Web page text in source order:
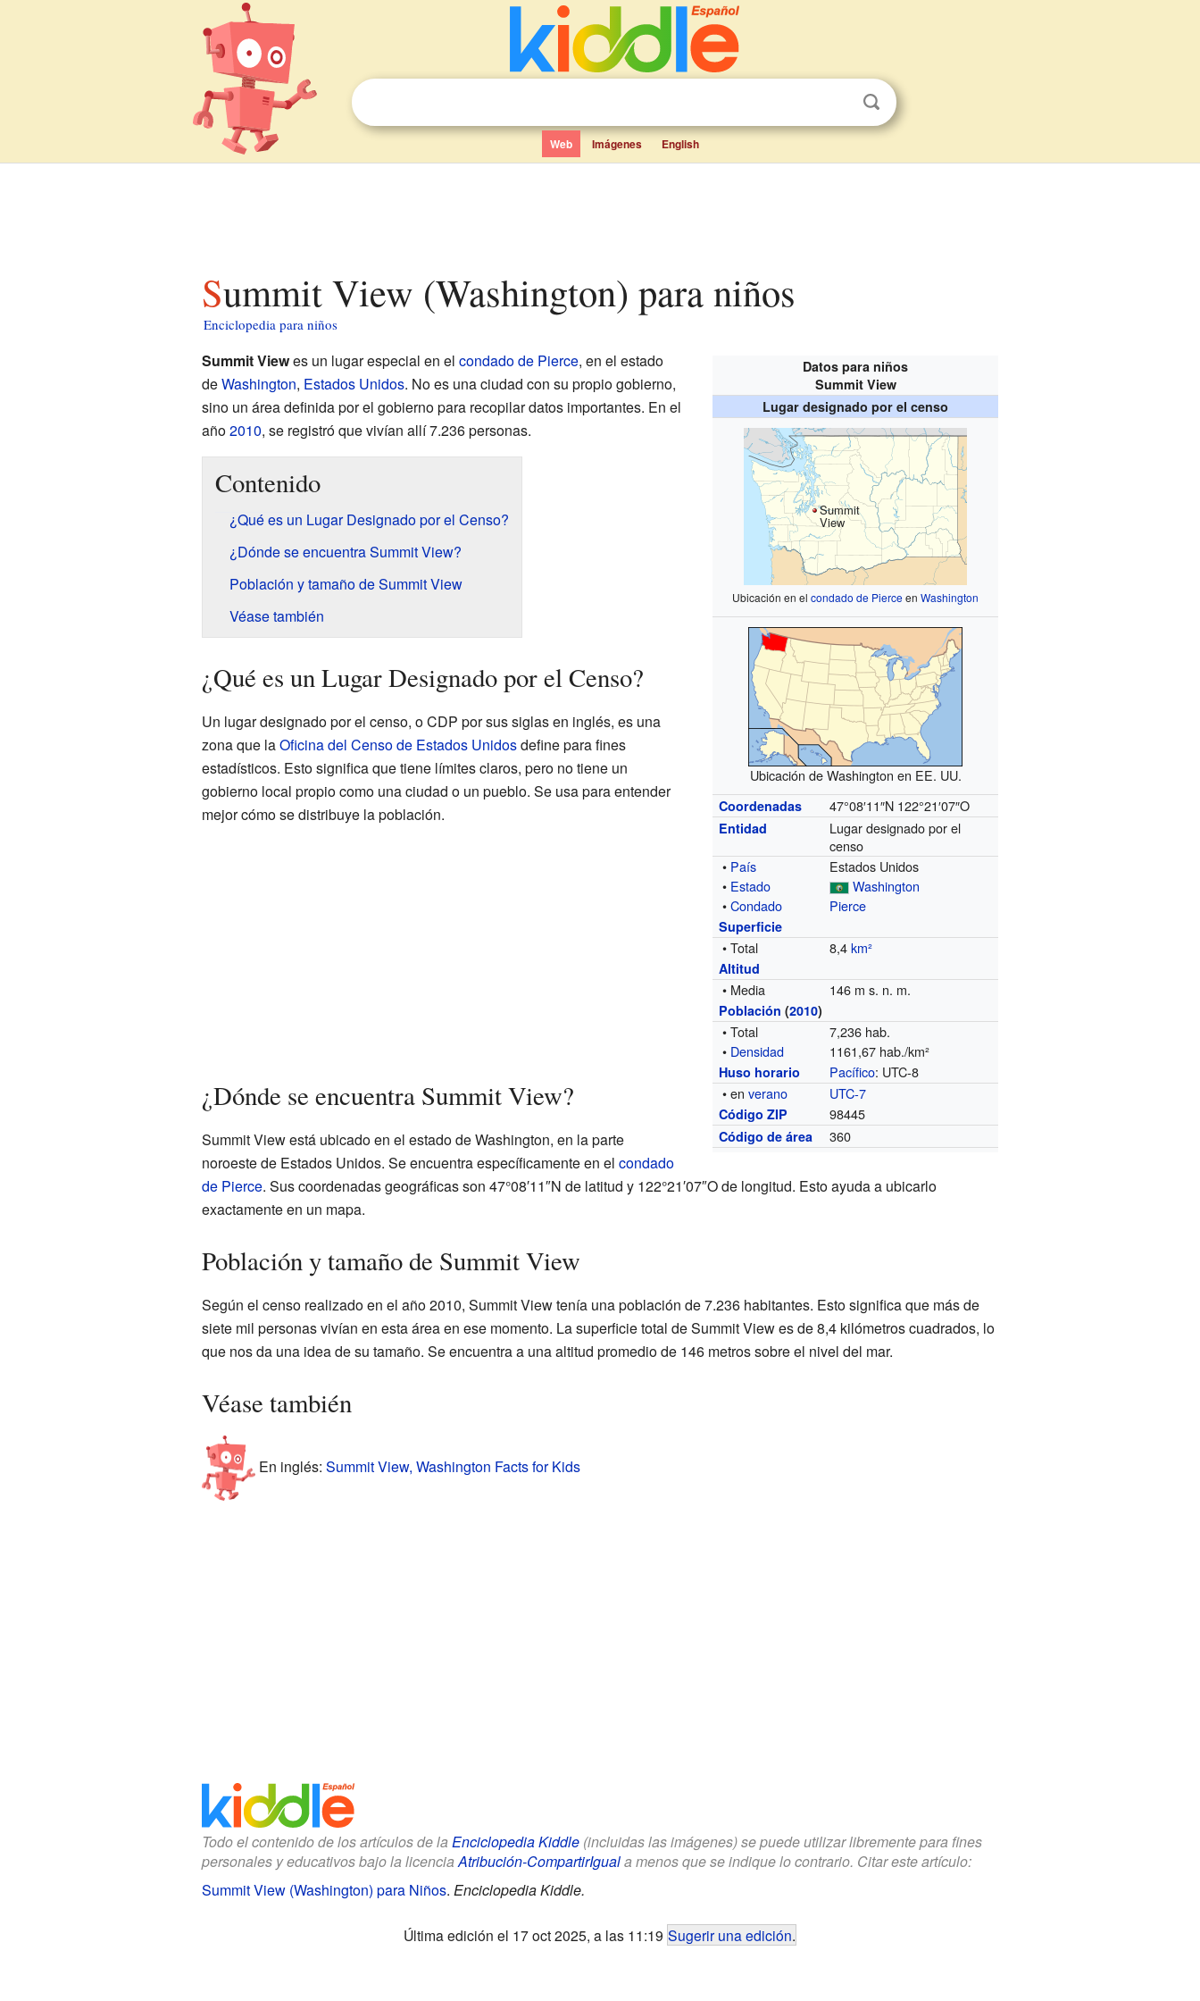
Web Imágenes English
Summit View (Washington) para niños
Enciclopedia para niños
Datos para niños
Summit View
Lugar designado por el censo
Summit
View
Ubicación en elcondado de PierceenWashington
Ubicación de Washington en EE. UU.
Coordenadas 47°08′11″N 122°21′07″O
Entidad
Lugar designado por el
censo
• País
Estados Unidos
• Estado
Washington
•Condado Pierce
Superficie
• Total 8,4km²
Altitud
• Media 146 m s. n. m.
Población (2010)
• Total
7,236 hab.
• Densidad 1161,67 hab./km²
Huso horario Pacífico: UTC-8
• enverano UTC-7
Código ZIP 98445
Código de área 360
Summit Viewes un lugar especial en el condado de Pierce, en el estado
deWashington, Estados Unidos. No es una ciudad con su propio gobierno,
sino un área definida por el gobierno para recopilar datos importantes. En el
año2010, se registró que vivían allí 7.236 personas.
Contenido
¿Qué es un Lugar Designado por el Censo?
¿Dónde se encuentra Summit View?
Población y tamaño de Summit View
Véase también
¿Qué es un Lugar Designado por el Censo?
Un lugar designado por el censo, o CDP por sus siglas en inglés, es una
zona que laOficina del Censo de Estados Unidosdefine para fines
estadísticos. Esto significa que tiene límites claros, pero no tiene un
gobierno local propio como una ciudad o un pueblo. Se usa para entender
mejor cómo se distribuye la población.
¿Dónde se encuentra Summit View?
Summit View está ubicado en el estado de Washington, en la parte
noroeste de Estados Unidos. Se encuentra específicamente en el condado
de Pierce. Sus coordenadas geográficas son 47°08′11″N de latitud y 122°21′07″O de longitud. Esto ayuda a ubicarlo
exactamente en un mapa.
Población y tamaño de Summit View
Según el censo realizado en el año 2010, Summit View tenía una población de 7.236 habitantes. Esto significa que más de
siete mil personas vivían en esta área en ese momento. La superficie total de Summit View es de 8,4 kilómetros cuadrados, lo
que nos da una idea de su tamaño. Se encuentra a una altitud promedio de 146 metros sobre el nivel del mar.
Véase también
En inglés: Summit View, Washington Facts for Kids
Todo el contenido de los artículos de la Enciclopedia Kiddle(incluidas las imágenes) se puede utilizar libremente para fines
personales y educativos bajo la licenciaAtribución-CompartirIguala menos que se indique lo contrario. Citar este artículo:
Summit View (Washington) para Niños. Enciclopedia Kiddle.
Última edición el 17 oct 2025, a las 11:19 Sugerir una edición.